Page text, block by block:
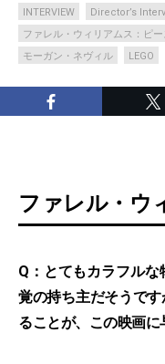
INTERVIEW
Director’s
ファレル・ウィリアムス：ピ
モーガン・ネヴィル
LEGO
ファレル・ウ
Q：とてもカラフル
覚の持ち主だそうで
ることが、この映画に